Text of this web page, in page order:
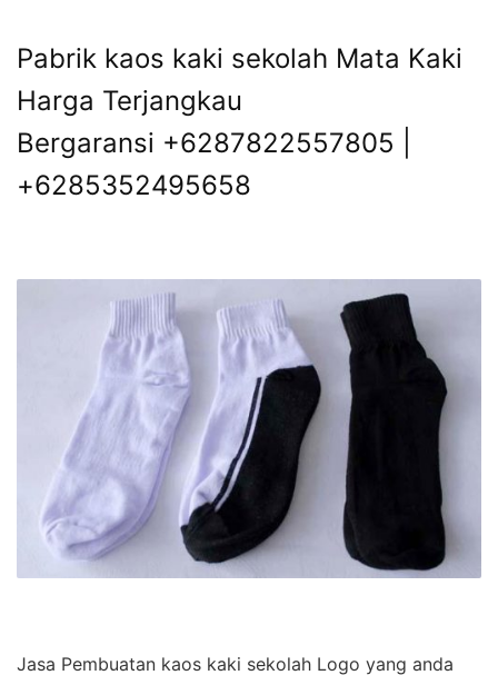
Pabrik kaos kaki sekolah Mata Kaki
Harga Terjangkau
Bergaransi +6287822557805 |
+6285352495658
Jasa Pembuatan kaos kaki sekolah Logo yang anda